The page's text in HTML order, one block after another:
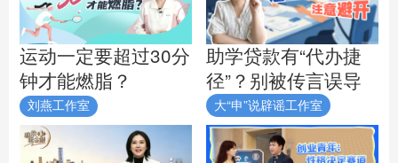
运动一定要超过30分
钟才能燃脂？
刘燕工作室
助学贷款有“代办捷
径”？别被传言误导
大“申”说辟谣工作室